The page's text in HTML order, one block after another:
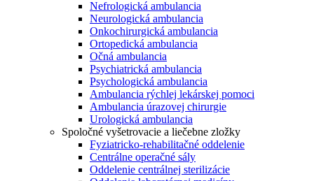
Nefrologická ambulancia
Neurologická ambulancia
Onkochirurgická ambulancia
Ortopedická ambulancia
Očná ambulancia
Psychiatrická ambulancia
Psychologická ambulancia
Ambulancia rýchlej lekárskej pomoci
Ambulancia úrazovej chirurgie
Urologická ambulancia
Spoločné vyšetrovacie a liečebne zložky
Fyziatricko-rehabilitačné oddelenie
Centrálne operačné sály
Oddelenie centrálnej sterilizácie